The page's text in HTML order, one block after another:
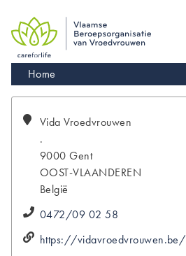
main
navigation
Kruimelpad
Home
Vida Vroedvrouwen
.
9000 Gent
OOST-VLAANDEREN
België
0472/09 02 58
https://vidavroedvrouwen.be/